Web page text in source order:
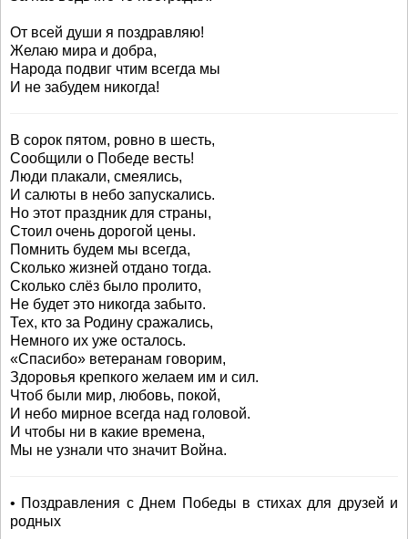
От всей души я поздравляю!
Желаю мира и добра,
Народа подвиг чтим всегда мы
И не забудем никогда!
В сорок пятом, ровно в шесть,
Сообщили о Победе весть!
Люди плакали, смеялись,
И салюты в небо запускались.
Но этот праздник для страны,
Стоил очень дорогой цены.
Помнить будем мы всегда,
Сколько жизней отдано тогда.
Сколько слёз было пролито,
Не будет это никогда забыто.
Тех, кто за Родину сражались,
Немного их уже осталось.
«Спасибо» ветеранам говорим,
Здоровья крепкого желаем им и сил.
Чтоб были мир, любовь, покой,
И небо мирное всегда над головой.
И чтобы ни в какие времена,
Мы не узнали что значит Война.
• Поздравления с Днем Победы в стихах для друзей и
родных